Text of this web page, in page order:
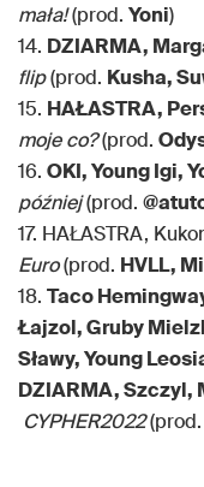
mała!(prod. Yoni)
14. DZIARMA,
flip(prod. Kusha,
15. HAŁASTRA,
moje co?(prod.
16. OKI, Young Igi,
później(prod.
17. HAŁASTRA,
Euro(prod. HVLL,
18. Taco
Łajzol, Gruby
Sławy, Young
DZIARMA, Szczyl,
CYPHER2022(prod.